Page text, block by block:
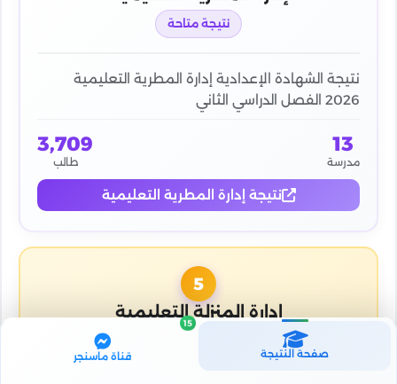
نتيجة متاحة
نتيجة الشهادة الإعدادية إدارة المطرية التعليمية
2026 الفصل الدراسي الثاني
13
مدرسة
3,709
طالب
نتيجة إدارة المطرية التعليمية
5
إدارة المنزلة التعليمية
صفحة النتيجة قناة ماسنجر
15